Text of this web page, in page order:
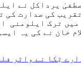
یرداکل نے
کی صدارت کی
میں ترک ایلومنی
خان نے کی یہ